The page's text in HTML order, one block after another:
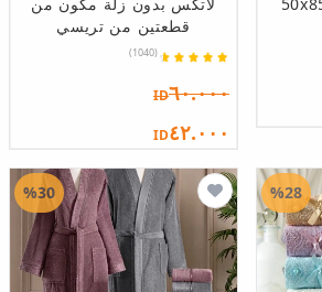
قطعتين من تريسي
(1040)
ID٦٠.٠٠٠
ID٤٢.٠٠٠
%28
%30